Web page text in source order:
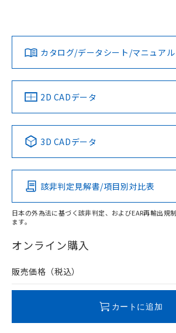
ダウンロードデータをご利用いただく前
みください。
ソフトウェアの使用条件
対応済み
中国 RoHS 注意事項・凡例
Pb Hg Cd
O
在庫等で未対応品が混在する可能性があ
問い合わせください。
LR型式承認
（イギリス
船舶規格）
DNV型式承認
（ノルウェー
BV
（フ
No No No
この製品の規格認証
その他の認証はこちらのページ
カタログ/データシート/マニュアル
2D CADデータ
3D CADデータ
該非判定見解書/項目別対比表
日本の外為法に基づく該非判定、およびEAR再輸出規
ます。
オンライン購入
販売価格（税込）
カートに追加